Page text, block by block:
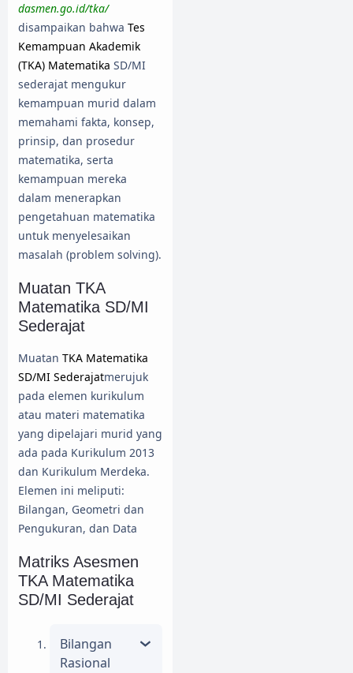
dasmen.go.id/tka/
disampaikan bahwa Tes
Kemampuan Akademik
(TKA) Matematika SD/MI
sederajat mengukur
kemampuan murid dalam
memahami fakta, konsep,
prinsip, dan prosedur
matematika, serta
kemampuan mereka
dalam menerapkan
pengetahuan matematika
untuk menyelesaikan
masalah (problem solving).
Muatan TKA
Matematika SD/MI
Sederajat
Muatan TKA Matematika
SD/MI Sederajatmerujuk
pada elemen kurikulum
atau materi matematika
yang dipelajari murid yang
ada pada Kurikulum 2013
dan Kurikulum Merdeka.
Elemen ini meliputi:
Bilangan, Geometri dan
Pengukuran, dan Data
Matriks Asesmen
TKA Matematika
SD/MI Sederajat
Bilangan
Rasional